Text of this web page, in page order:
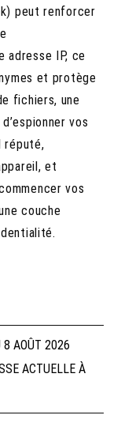
peut renforcer
adresse IP, ce
et protège
fichiers, une
vos
réputé,
et
vos
couche
8 AOÛT 2026
ACTUELLE À